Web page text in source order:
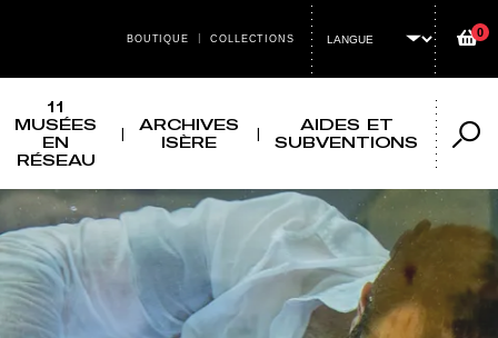
MENU HEADER TOP
BOUTIQUE COLLECTIONS Panier
0
11
MUSÉES
EN
RÉSEAU
ARCHIVES
ISÈRE
AIDES ET
SUBVENTIONS